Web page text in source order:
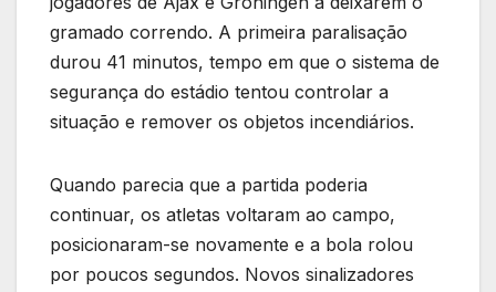
gramado correndo. A primeira paralisação
durou 41 minutos, tempo em que o sistema de
segurança do estádio tentou controlar a
situação e remover os objetos incendiários.
Quando parecia que a partida poderia
continuar, os atletas voltaram ao campo,
posicionaram-se novamente e a bola rolou
por poucos segundos. Novos sinalizadores